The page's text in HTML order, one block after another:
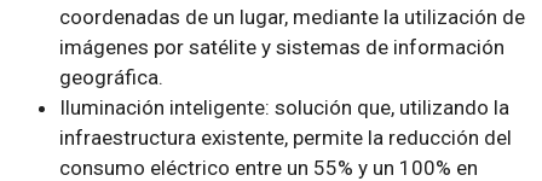
coordenadas de un lugar, mediante la utilización de
imágenes por satélite y sistemas de información
geográfica.
Iluminación inteligente: solución que, utilizando la
infraestructura existente, permite la reducción del
consumo eléctrico entre un 55% y un 100% en